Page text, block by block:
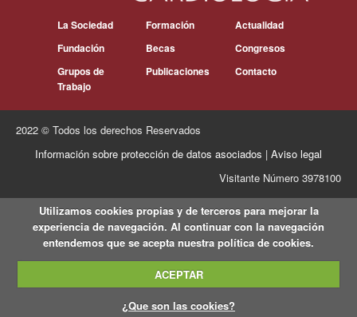
La Sociedad
Fundación
Grupos de
Trabajo
Formación
Becas
Publicaciones
Actualidad
Congresos
Contacto
2022 © Todos los derechos Reservados
Información sobre protección de datos asociados | Aviso legal
Visitante Número 3978100
Utilizamos cookies propias y de terceros para mejorar la
experiencia de navegación. Al continuar con la navegación
entendemos que se acepta nuestra política de cookies.
ACEPTAR
¿Que son las cookies?